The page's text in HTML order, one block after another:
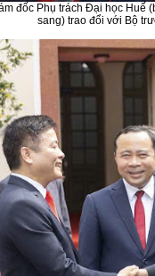
đốc Phụ trách Đại học Huế
sang) trao đổi với Bộ